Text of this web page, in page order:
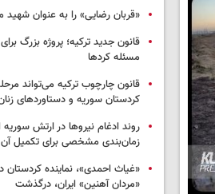
«قربان رضایی» را به عنوان شهید
قانون جدید ترکیه؛ پروژه بزرگ‌
مسئله کردها
قانون چارچوب ترکیه می‌تواند
کردستان سوریه و دستاوردهای
روند ادغام نیروها در ارتش سوریه
زمان‌بندی مشخصی برای تکمیل آن
«غیاث احمدی»، نماینده کردستان
«مردان آهنین» ایران، درگذشت